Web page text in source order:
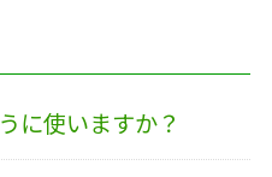
に使いますか？